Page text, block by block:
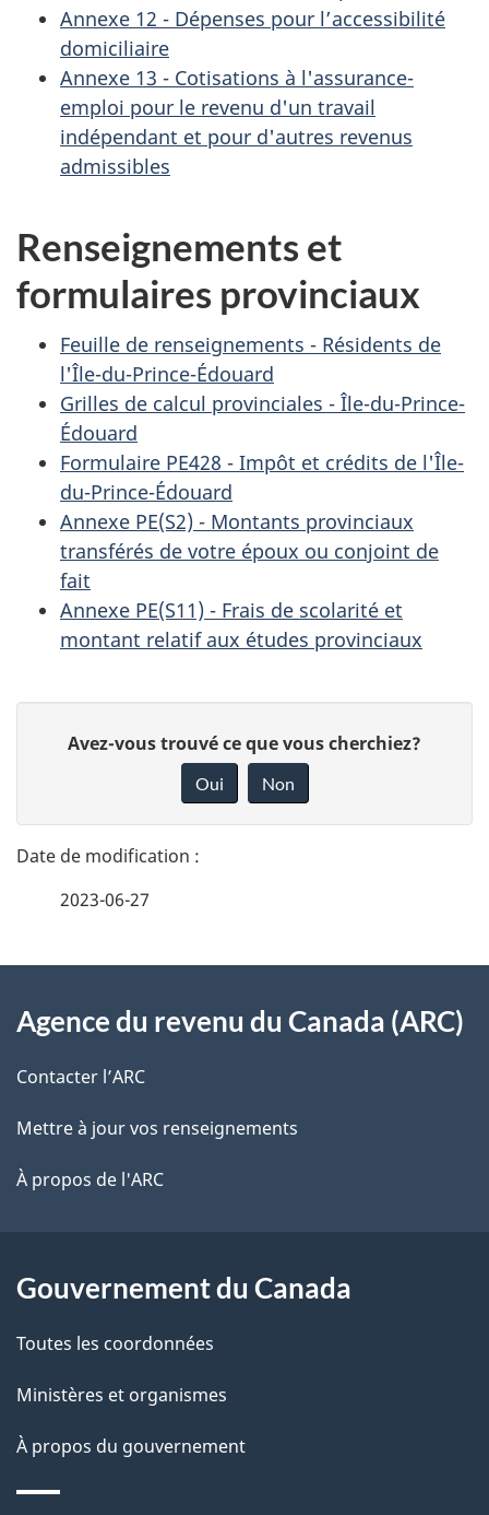
Annexe 12 - Dépenses pour l’accessibilité
domiciliaire
Annexe 13 - Cotisations à l'assurance-
emploi pour le revenu d'un travail
indépendant et pour d'autres revenus
admissibles
Renseignements et
formulaires provinciaux
Feuille de renseignements - Résidents de
l'Île-du-Prince-Édouard
Grilles de calcul provinciales - Île-du-Prince-
Édouard
Formulaire PE428 - Impôt et crédits de l'Île-
du-Prince-Édouard
Annexe PE(S2) - Montants provinciaux
transférés de votre époux ou conjoint de
fait
Annexe PE(S11) - Frais de scolarité et
montant relatif aux études provinciaux
t
a
l
s
l
a
a
g
e
n
o
t
r
e
é
t
a
t
i
n
s
Avez-vous trouvé ce que vous cherchiez?
Oui Non
2023-06-27
propos
de
ce
site
Agence du revenu du Canada (ARC)
Contacter l’ARC
Mettre à jour vos renseignements
À propos de l'ARC
Gouvernement du Canada
Toutes les coordonnées
Ministères et organismes
À propos du gouvernement